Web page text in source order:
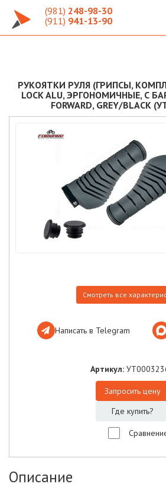
(981) 248-98-30
(911) 941-13-90
РУКОЯТКИ РУЛЯ (ГРИПСЫ,
LOCK ALU, ЭРГОНОМИЧНЫЕ, С
FORWARD, GREY/BLACK
Смотреть все
Написать в Telegram
Артикул:
Запросить цену
Где купить?
Описание